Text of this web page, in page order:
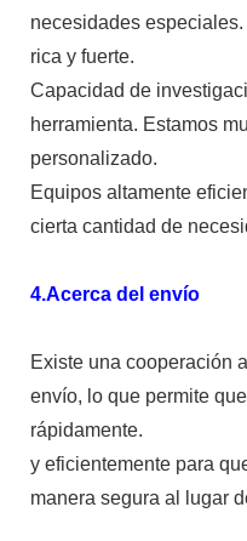
necesidades
rica y fuerte.
Capacidad de
herramienta. Estamos
personalizado.
Equipos altamente
cierta cantidad de
4.Acerca del envío
Existe una cooperación
envío, lo que permite
rápidamente.
y eficientemente para
manera segura al lugar